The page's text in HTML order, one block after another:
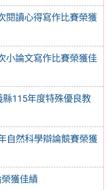
閱讀心得寫作比賽榮獲
小論文寫作比賽榮獲佳
115年度特殊優良教
自然科學辯論競賽榮獲
獲佳績